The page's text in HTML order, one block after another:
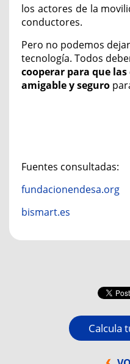
los actores de la
conductores.
Pero no podemos
tecnología. Todos
cooperar para que
amigable y seguro
Fuentes consultadas:
fundacionendesa.org
bismart.es
Calcula